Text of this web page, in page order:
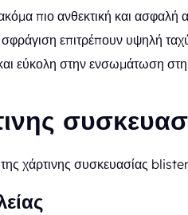
πιο ανθεκτική και ασφαλή
επιτρέπουν υψηλή
εύκολη στην ενσωμάτωση
χάρτινης συσκευασίας